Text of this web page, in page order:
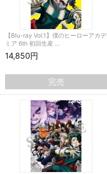
【Blu-ray Vol.1】僕のヒーローアカデ
ミア 6th 初回生産 …
14,850円
完売